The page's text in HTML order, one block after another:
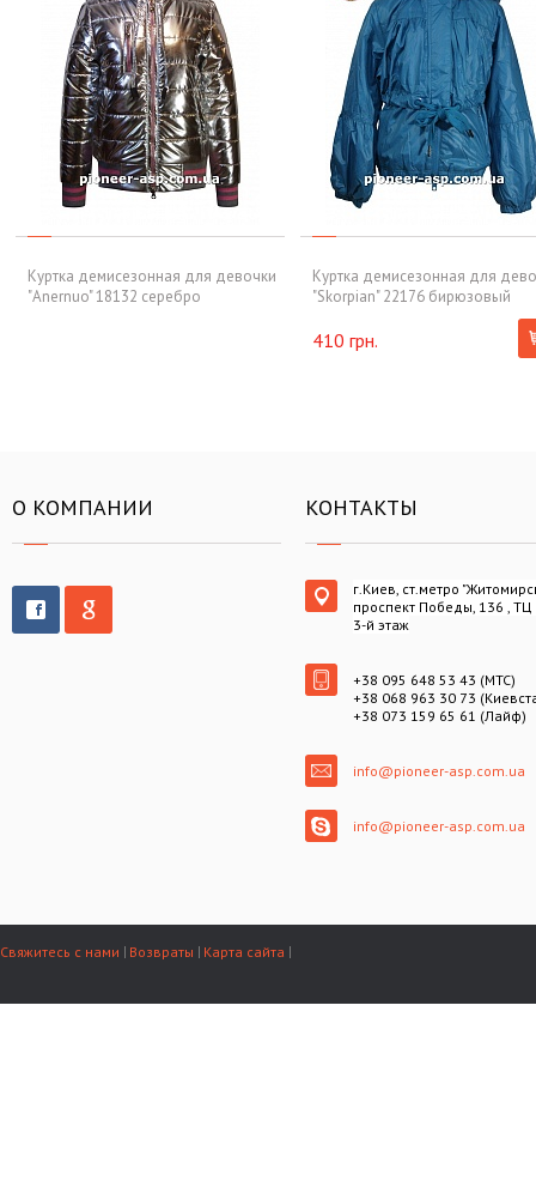
Куртка демисезонная для девочки
"Anernuo" 18132 серебро
Куртка демисезонная для
"Skorpian" 22176 бирюзовый
410 грн.
О КОМПАНИИ КОНТАКТЫ
г.Киев, ст.метро
проспект Победы, 136 , ТЦ
3-й этаж
+38 095 648 53 43 (МТС)
+38 068 963 30 73
+38 073 159 65 61 (Лайф)
info@pioneer-asp.com.ua
info@pioneer-asp.com.ua
Свяжитесь с нами Возвраты Карта сайта